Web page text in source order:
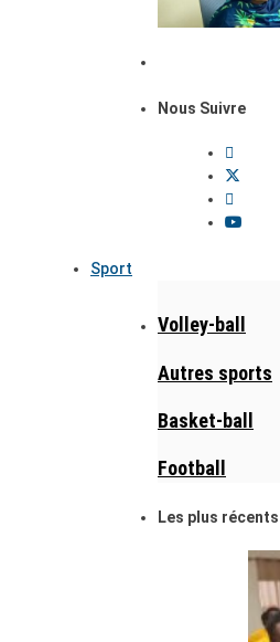
Nous Suivre
Sport
Volley-ball
Autres sports
Basket-ball
Football
Les plus récents